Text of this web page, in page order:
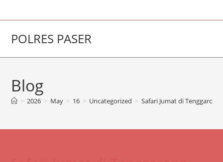
to
POLRES PASER
Blog
> 2026 > May > 16 > Uncategorized > Safari Jumat di